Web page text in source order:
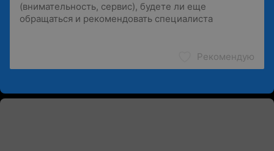
Рекомендую